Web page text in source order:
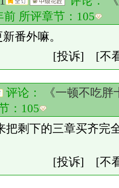
所评章节： 105
番外嘛。
[投诉]
[不
评论：
《一顿不吃
： 105
把剩下的三章买齐完
[投诉]
[不